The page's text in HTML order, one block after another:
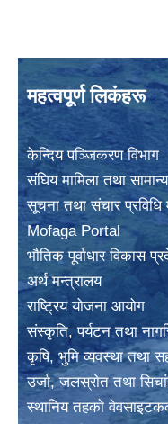
महत्वपूर्ण लिकंहरू
केन्दिय पञ्जिकरण विभाग
संघिय मामिला तथा
सूचना तथा संचार प्रविधि
Mofaga Portal
भाैतिक पूर्वाधार विकास
अर्थ मन्त्रालय
राष्ट्रिय योजना आयोग
संस्कृति, पर्यटन तथा
कृषि, भुमि व्यवस्था तथा
उर्जा, जलस्राेत तथा
स्थानिय तहकाे